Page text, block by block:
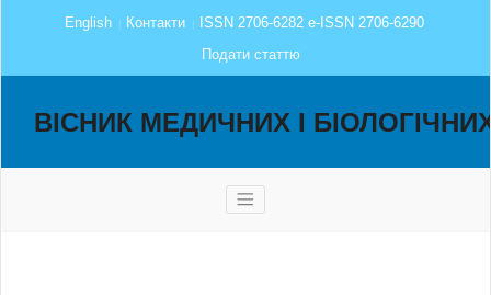
English Контакти
ISSN 2706-6282 e-ISSN 2706-6290
Подати статтю
ВІСНИК МЕДИЧНИХ І